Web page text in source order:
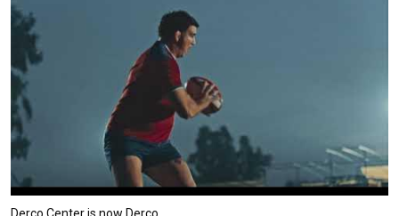
Derco Center is now Derco